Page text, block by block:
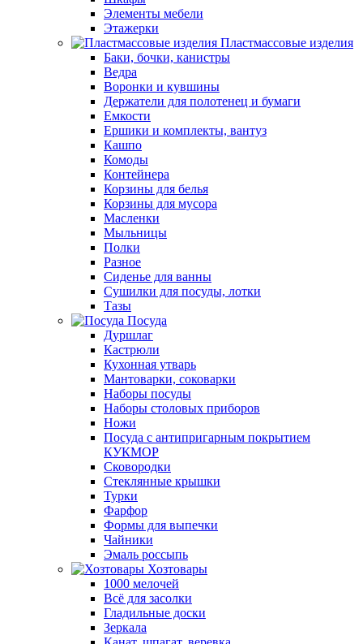
Элементы мебели
Этажерки
Пластмассовые изделия
Баки, бочки, канистры
Ведра
Воронки и кувшины
Держатели для полотенец и бумаги
Емкости
Ершики и комплекты, вантуз
Кашпо
Комоды
Контейнера
Корзины для белья
Корзины для мусора
Масленки
Мыльницы
Полки
Разное
Сиденье для ванны
Сушилки для посуды, лотки
Тазы
Посуда
Дуршлаг
Кастрюли
Кухонная утварь
Мантоварки, соковарки
Наборы посуды
Наборы столовых приборов
Ножи
Посуда с антипригарным покрытием
КУКМОР
Сковородки
Стеклянные крышки
Турки
Фарфор
Формы для выпечки
Чайники
Эмаль россыпь
Хозтовары
1000 мелочей
Всё для засолки
Гладильные доски
Зеркала